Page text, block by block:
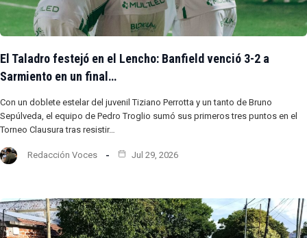
El Taladro festejó en el Lencho: Banfield venció 3-2 a
Sarmiento en un final…
Con un doblete estelar del juvenil Tiziano Perrotta y un tanto de Bruno
Sepúlveda, el equipo de Pedro Troglio sumó sus primeros tres puntos en el
Torneo Clausura tras resistir…
Redacción Voces Jul 29, 2026